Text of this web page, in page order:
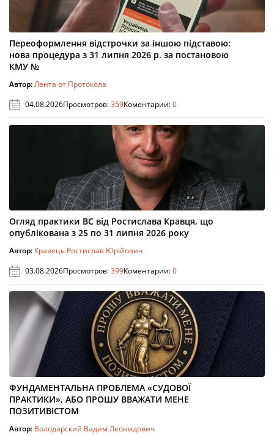
Переоформлення відстрочки за іншою підставою:
нова процедура з 31 липня 2026 р. за постановою
КМУ №
Автор:Лента от Протокола
04.08.2026Просмотров:359Коментарии:0
Огляд практики ВС від Ростислава Кравця, що
опублікована з 25 по 31 липня 2026 року
Автор: Кравець Ростислав Юрійович
03.08.2026Просмотров:399Коментарии:0
ФУНДАМЕНТАЛЬНА ПРОБЛЕМА «СУДОВОЇ
ПРАКТИКИ», АБО ПРОШУ ВВАЖАТИ МЕНЕ
ПОЗИТИВІСТОМ
Автор: Володарский Вадим Леонидович